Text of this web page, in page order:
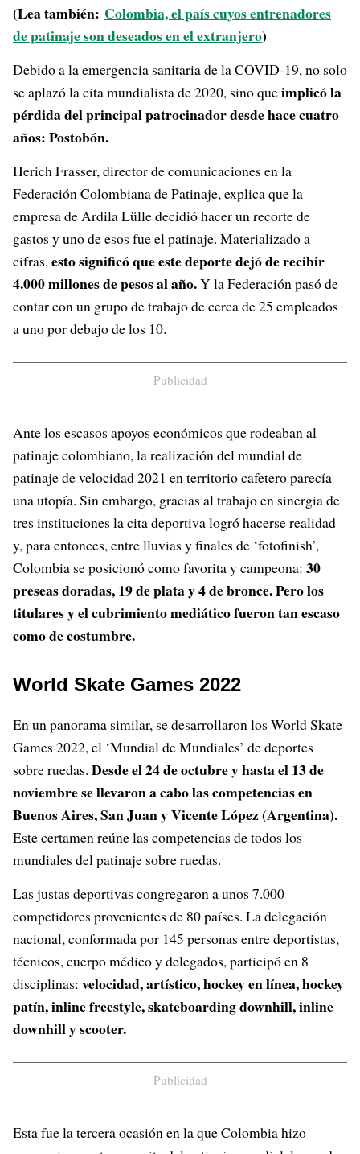
(Lea también: Colombia, el país cuyos entrenadores
de patinaje son deseados en el extranjero)
Debido a la emergencia sanitaria de la COVID-19, no solo
se aplazó la cita mundialista de 2020, sino queimplicó la
pérdida del principal patrocinador desde hace cuatro
años: Postobón.
Herich Frasser, director de comunicaciones en la
Federación Colombiana de Patinaje, explica que la
empresa de Ardila Lülle decidió hacer un recorte de
gastos y uno de esos fue el patinaje. Materializado a
cifras,esto significó que este deporte dejó de recibir
4.000 millones de pesos al año.Y la Federación pasó de
contar con un grupo de trabajo de cerca de 25 empleados
a uno por debajo de los 10.
Publicidad
Ante los escasos apoyos económicos que rodeaban al
patinaje colombiano, la realización del mundial de
patinaje de velocidad 2021 en territorio cafetero parecía
una utopía. Sin embargo, gracias al trabajo en sinergia de
tres instituciones la cita deportiva logró hacerse realidad
y, para entonces, entre lluvias y finales de ‘fotofinish’,
Colombia se posicionó como favorita y campeona: 30
preseas doradas, 19 de plata y 4 de bronce. Pero los
titulares y el cubrimiento mediático fueron tan escaso
como de costumbre.
World Skate Games 2022
En un panorama similar, se desarrollaron los World Skate
Games 2022, el ‘Mundial de Mundiales’ de deportes
sobre ruedas. Desde el 24 de octubre y hasta el 13 de
noviembre se llevaron a cabo las competencias en
Buenos Aires, San Juan y Vicente López (Argentina).
Este certamen reúne las competencias de todos los
mundiales del patinaje sobre ruedas.
Las justas deportivas congregaron a unos 7.000
competidores provenientes de 80 países. La delegación
nacional, conformada por 145 personas entre deportistas,
técnicos, cuerpo médico y delegados, participó en 8
disciplinas: velocidad, artístico, hockey en línea, hockey
patín, inline freestyle, skateboarding downhill, inline
downhill y scooter.
Publicidad
Esta fue la tercera ocasión en la que Colombia hizo